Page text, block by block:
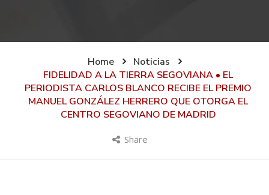
Home
Noticias
FIDELIDAD A LA TIERRA SEGOVIANA • EL
PERIODISTA CARLOS BLANCO RECIBE EL PREMIO
MANUEL GONZÁLEZ HERRERO QUE OTORGA EL
CENTRO SEGOVIANO DE MADRID
Share